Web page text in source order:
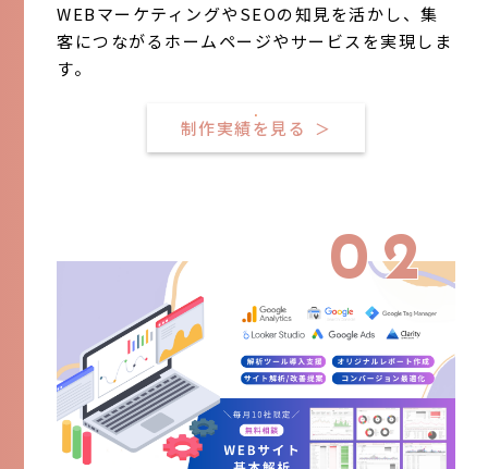
WEBマーケティングやSEOの知見を活かし、集
客につながるホームページやサービスを実現しま
す。
制作実績を見る ＞
02